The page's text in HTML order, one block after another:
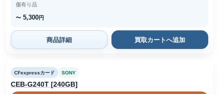
傷有り品
〜 5,300円
商品詳細 買取カートへ追加
CFexpressカード SONY
CEB-G240T [240GB]